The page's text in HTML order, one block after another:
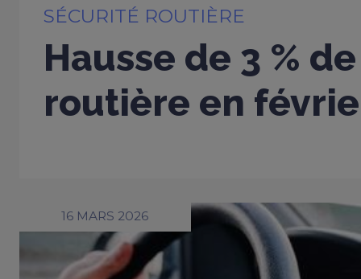
SÉCURITÉ ROUTIÈRE
Hausse de 3 %
routière en
16 MARS 2026